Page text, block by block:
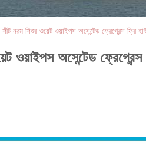
নরম শিশুর ওয়েট ওয়াইপস অসেন্টেড ফ্রেগ্রেন্স ফ্রি
ওয়াইপস অসেন্টেড